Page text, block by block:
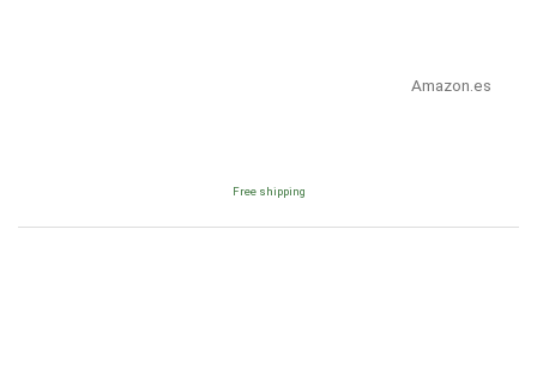
Amazon.es
Free shipping